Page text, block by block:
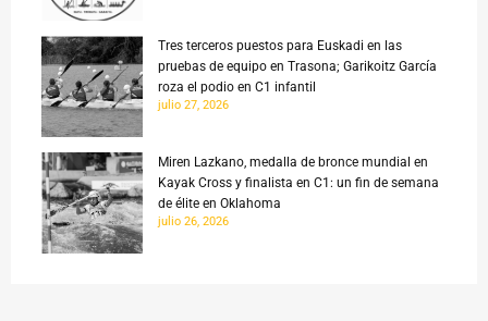
Tres terceros puestos para Euskadi en las
pruebas de equipo en Trasona; Garikoitz García
roza el podio en C1 infantil
julio 27, 2026
Miren Lazkano, medalla de bronce mundial en
Kayak Cross y finalista en C1: un fin de semana
de élite en Oklahoma
julio 26, 2026